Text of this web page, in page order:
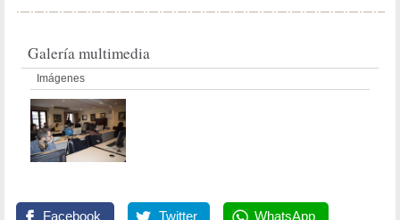
Galería multimedia
Imágenes
Facebook Twitter WhatsApp